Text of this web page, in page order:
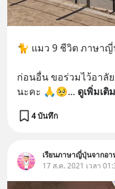
🐈 แมว 9 ชีวิต ภาษาญี่
ก่อนอื่น ขอร่วมไว้อาลั
นะคะ 🙏🥺... ดูเพิ่มเติม
4 บันทึก
เรียนภาษาญี่ปุ่นจากอา
17 ส.ค. 2021 เวลา